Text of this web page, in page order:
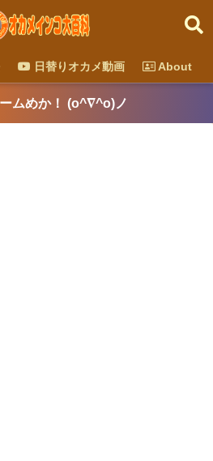
日替りオカメ動画 About
ムめか！ (o^∇^o)ノ